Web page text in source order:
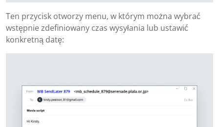
Ten przycisk otworzy menu, w którym można wybrać
wstępnie zdefiniowany czas wysyłania lub ustawić
konkretną datę: